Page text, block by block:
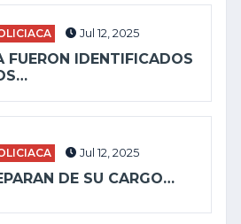
Jul 12, 2025
FUERON IDENTIFICADOS
Jul 12, 2025
DE SU CARGO…